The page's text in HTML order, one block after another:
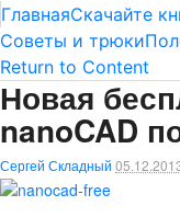
ГлавнаяСкачайте
Советы и трюки
Return to Content
Новая
nanoCAD
Сергей Складный